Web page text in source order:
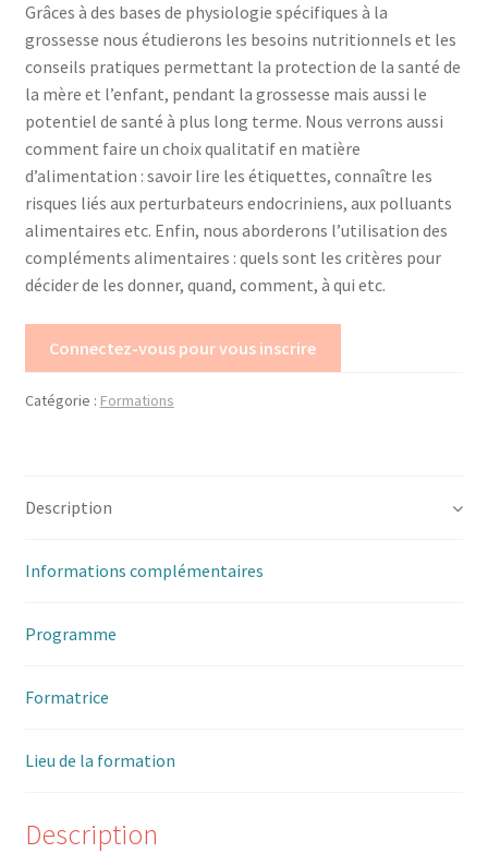
Renouvellement
Mon compte
Mes données UPSfB
Mes commandes
Formations Externes
Evénements
Formations Courtes
Grâces à des bases de physiologie spécifiques à la
grossesse nous étudierons les besoins nutritionnels et les
conseils pratiques permettant la protection de la santé de
la mère et l’enfant, pendant la grossesse mais aussi le
potentiel de santé à plus long terme. Nous verrons aussi
comment faire un choix qualitatif en matière
d’alimentation : savoir lire les étiquettes, connaître les
risques liés aux perturbateurs endocriniens, aux polluants
alimentaires etc. Enfin, nous aborderons l’utilisation des
compléments alimentaires : quels sont les critères pour
décider de les donner, quand, comment, à qui etc.
Connectez-vous pour vous inscrire
Catégorie : Formations
Description
Informations complémentaires
Programme
Formatrice
Lieu de la formation
Description